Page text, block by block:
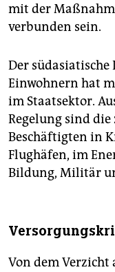
mit der
verbunden sein.
Der
Einwohnern hat
im Staatsektor.
Regelung sind
Beschäftigten in
Flughäfen, im
Bildung, Militär
Von dem Verzicht